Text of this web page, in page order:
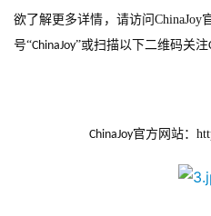
欲了解更多详情，请访问 ChinaJoy
号“ChinaJoy”或扫描以下二维码关注
ChinaJoy官方网站：